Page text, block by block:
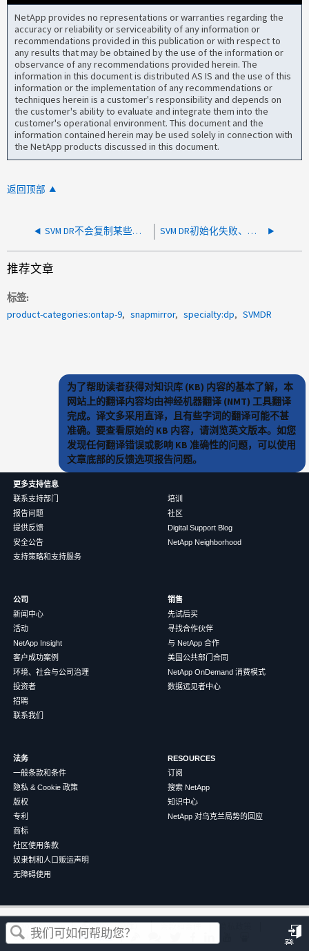
登
NetApp provides no representations or warranties regarding the
accuracy or reliability or serviceability of any information or
recommendations provided in this publication or with respect to
any results that may be obtained by the use of the information or
observance of any recommendations provided herein. The
information in this document is distributed AS IS and the use of this
information or the implementation of any recommendations or
techniques herein is a customer's responsibility and depends on
the customer's ability to evaluate and integrate them into the
customer's operational environment. This document and the
information contained herein may be used solely in connection with
the NetApp products discussed in this document.
返回顶部
SVM DR不会复制某些卷属性更改 SVM DR初始化失败、并出现CSM error-ONPC RPC故障
这篇文章对您有帮助吗？
推荐文章
标签
product-categories:ontap-9
snapmirror specialty:dp SVMDR
为了帮助读者获得对知识库 (KB) 内容的基本了解，本
网站上的翻译内容均由神经机器翻译 (NMT) 工具翻译
完成。译文多采用直译，且有些字词的翻译可能不甚
准确。要查看原始的 KB 内容，请浏览英文版本。如您
发现任何翻译错误或影响 KB 准确性的问题，可以使用
文章底部的反馈选项报告问题。
更多支持信息
联系支持部门
报告问题
提供反馈
安全公告
支持策略和支持服务
培训
社区
Digital Support Blog
NetApp Neighborhood
公司
新闻中心
活动
NetApp Insight
客户成功案例
环境、社会与公司治理
投资者
招聘
联系我们
销售
先试后买
寻找合作伙伴
与 NetApp 合作
美国公共部门合同
NetApp OnDemand 消费模式
数据远见者中心
法务
一般条款和条件
隐私 & Cookie 政策
版权
专利
商标
社区使用条款
奴隶制和人口贩运声明
无障碍使用
RESOURCES
订阅
搜索 NetApp
知识中心
NetApp 对乌克兰局势的回应
©2026NetApp 中文（简体） 条款和条件
隐私政策
Cookie 政策
Cookie 设置